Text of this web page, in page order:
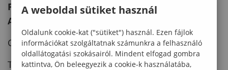
Püspökladányi Kísérleti Állomás és
Arborétum
Cím: 4150 Püspökladány, Farkassziget 3.
Telefon: (+36 54) 451-169
A weboldal sütiket használ
Oldalunk cookie-kat ("sütiket") használ. Ezen fájlok
információkat szolgáltatnak számunkra a felhasználó
oldallátogatási szokásairól. Mindent elfogad gombra
kattintva, Ön beleegyezik a cookie-k használatába,